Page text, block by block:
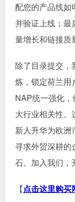
配您的产品线如
并验证上线；最
量增长和链接质
除了目录提交，
炼，锁定荷兰用
NAP统一强化
大行业相关性。
新人升华为欧洲
寻求外贸深耕的
石。加入我们，
【点击这里购买